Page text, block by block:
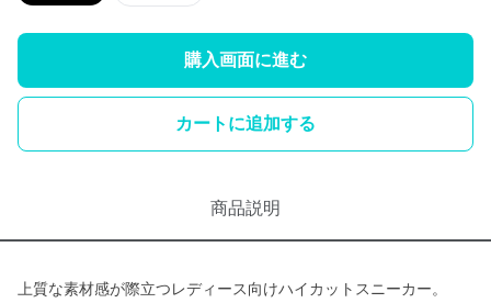
購入画面に進む
カートに追加する
商品説明
上質な素材感が際立つレディース向けハイカットスニーカー。